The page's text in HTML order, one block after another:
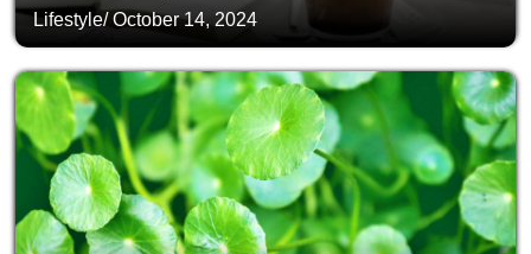
Lifestyle/October 14, 2024